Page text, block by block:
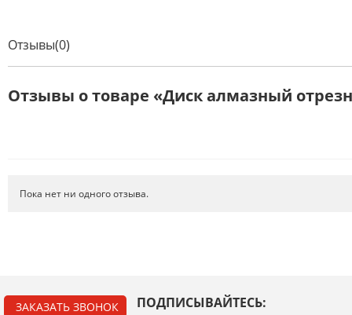
Отзывы(0)
Отзывы о товаре «Диск алмазный
Пока нет ни одного отзыва.
ЗАКАЗАТЬ ЗВОНОК ПОДПИСЫВАЙТЕСЬ: